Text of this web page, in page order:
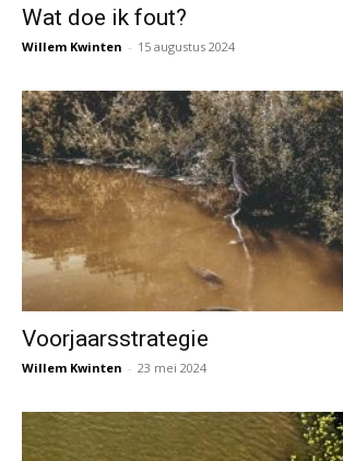
Wat doe ik fout?
Willem Kwinten - 15 augustus 2024
Voorjaarsstrategie
Willem Kwinten - 23 mei 2024